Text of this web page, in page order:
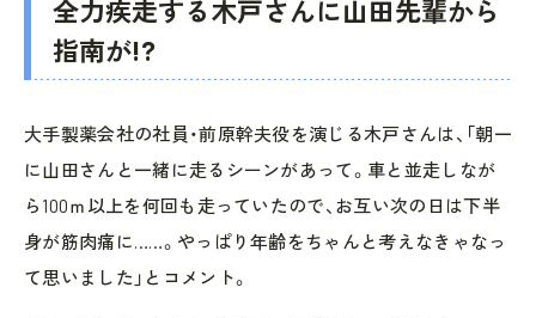
全力疾走する木戸さんに山田先輩から
指南が!?
大手製薬会社の社員・前原幹夫役を演じる木戸さんは、「朝一
に山田さんと一緒に走るシーンがあって。車と並走しなが
ら100ｍ以上を何回も走っていたので、お互い次の日は下半
身が筋肉痛に……。やっぱり年齢をちゃんと考えなきゃなっ
て思いました」とコメント。